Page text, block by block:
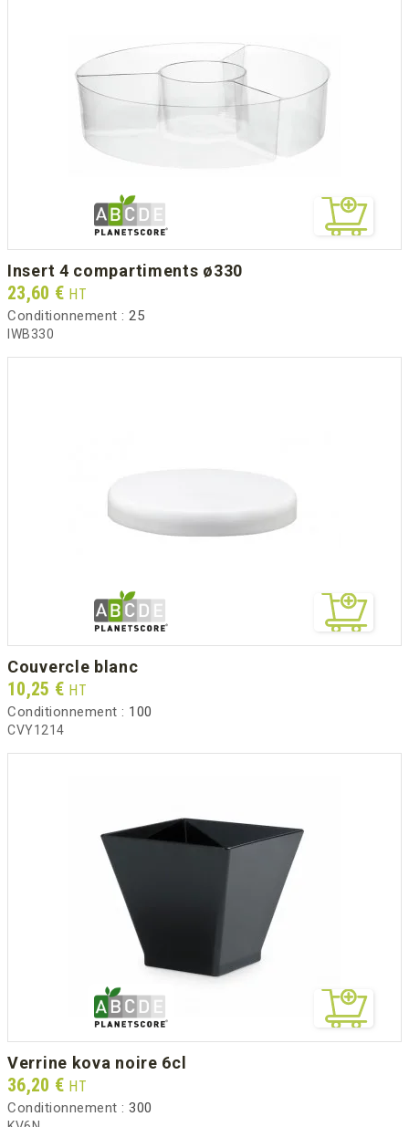
insert 4 compartiments ø330
Prix
23,60 € HT
Conditionnement : 25
IWB330
couvercle blanc
Prix
10,25 € HT
Conditionnement : 100
CVY1214
verrine kova noire 6cl
Prix
36,20 € HT
Conditionnement : 300